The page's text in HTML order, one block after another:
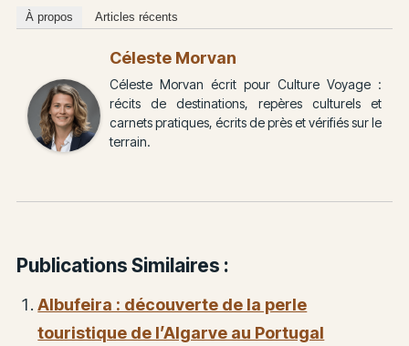
À propos Articles récents
Céleste Morvan
Céleste Morvan écrit pour Culture Voyage :
récits de destinations, repères culturels et
carnets pratiques, écrits de près et vérifiés sur le
terrain.
Publications Similaires :
Albufeira : découverte de la perle
touristique de l’Algarve au Portugal